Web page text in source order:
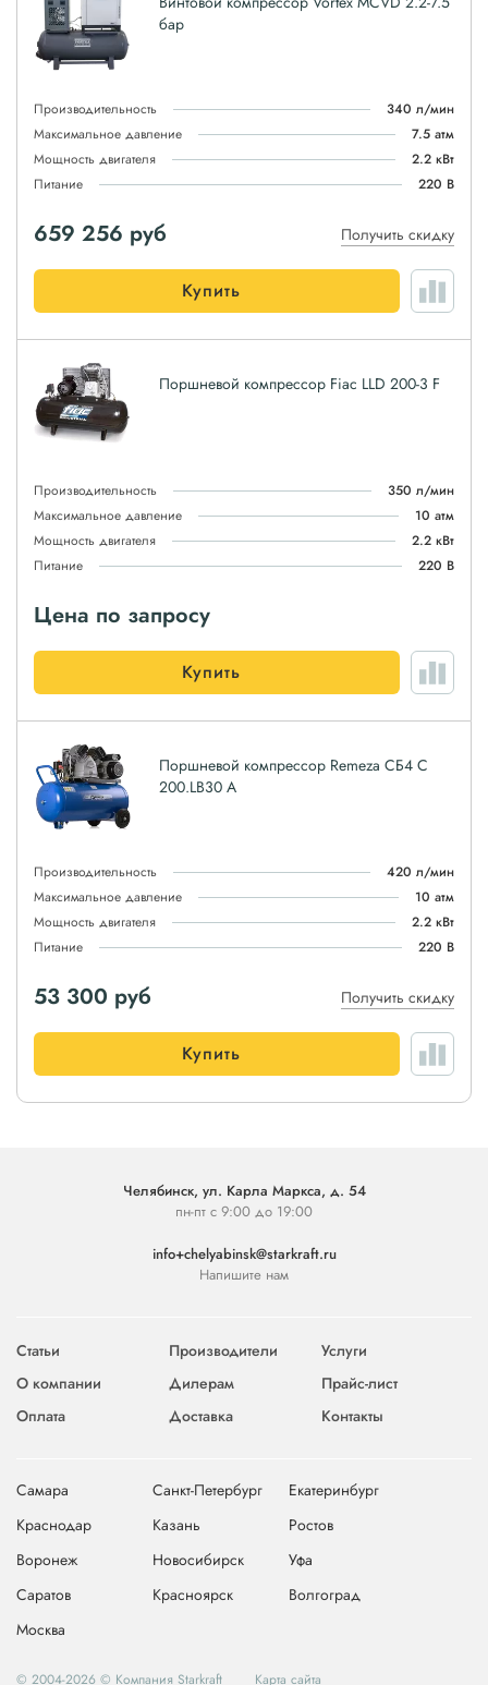
бар
Производительность
340 л/мин
Максимальное давление
7.5 атм
Мощность двигателя
2.2 кВт
Питание
220 В
659 256 руб Получить скидку
Купить
Поршневой компрессор Fiac LLD 200-3 F
Производительность
350 л/мин
Максимальное давление
10 атм
Мощность двигателя
2.2 кВт
Питание
220 В
Цена по запросу
Купить
Поршневой компрессор Remeza СБ4 С
200.LB30 А
Производительность
420 л/мин
Максимальное давление
10 атм
Мощность двигателя
2.2 кВт
Питание
220 В
53 300 руб Получить скидку
Купить
Челябинск, ул. Карла Маркса, д. 54
пн-пт с 9:00 до 19:00
info+chelyabinsk@starkraft.ru
Напишите нам
Статьи Производители
Услуги
О компании
Дилерам
Прайс-лист
Оплата
Доставка Контакты
Самара Санкт-Петербург
Екатеринбург
Краснодар
Казань
Ростов
Воронеж
Новосибирск
Уфа
Саратов
Красноярск
Волгоград
Москва
© 2004-2026 © Компания Starkraft Карта сайта